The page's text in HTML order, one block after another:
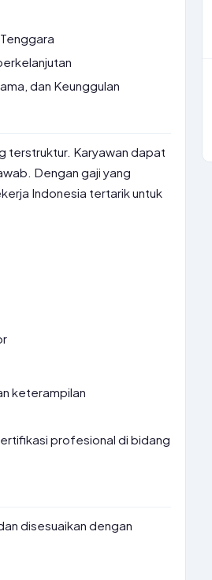
dan Keunggulan
terstruktur. Karyawan dapat
Dengan gaji yang
Indonesia tertarik untuk
keterampilan
profesional di bidang
disesuaikan dengan